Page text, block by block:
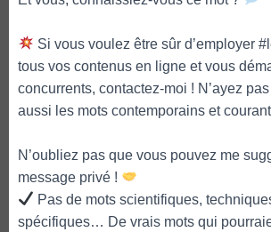
Si vous voulez être sûr d’employer
tous vos contenus en ligne et vous
concurrents, contactez-moi ! N’ayez
aussi les mots contemporains et
N’oubliez pas que vous pouvez me
message privé !
Pas de mots scientifiques,
spécifiques… De vrais mots qui